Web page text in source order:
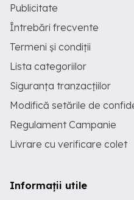
Publicitate
Întrebări frecvente
Termeni și condiții
Lista categoriilor
Siguranța tranzacțiilor
Modifică setările de
Regulament Campanie
Livrare cu verificare colet
Informații utile